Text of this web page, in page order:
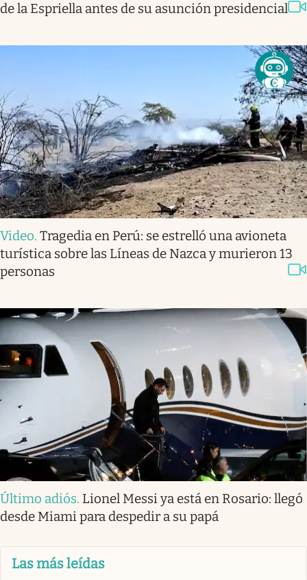
de la Espriella antes de su asunción presidencial
Video. Tragedia en Perú: se estrelló una avioneta
turística sobre las Líneas de Nazca y murieron 13
personas
Último adiós. Lionel Messi ya está en Rosario: llegó
desde Miami para despedir a su papá
Las más leídas